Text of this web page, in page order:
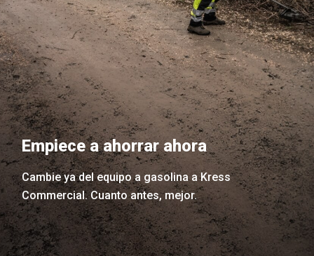
Empiece a ahorrar ahora
Cambie ya del equipo a gasolina a Kress
Commercial. Cuanto antes, mejor.